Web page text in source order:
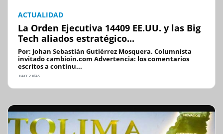
ACTUALIDAD
La Orden Ejecutiva 14409 EE.UU. y las Big
Tech aliados estratégico...
Por: Johan Sebastián Gutiérrez Mosquera. Columnista
invitado cambioin.com Advertencia: los comentarios
escritos a continu...
HACE 2 DÍAS